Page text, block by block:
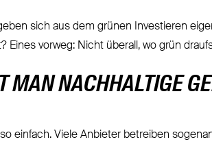
sich aus dem grünen Investieren
Eines vorweg: Nicht überall, wo grün
MAN NACHHALTIGE
einfach. Viele Anbieter betreiben